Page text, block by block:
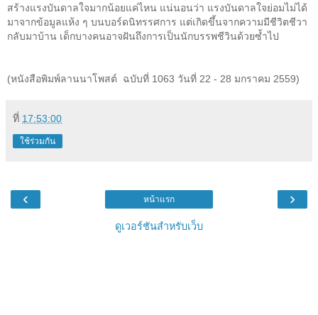
สร้างแรงบันดาลใจมากน้อยแค่ไหน แน่นอนว่า แรงบันดาลใจย่อมไม่ได้
มาจากข้อมูลแห้ง ๆ บนบอร์ดนิทรรศการ แต่เกิดขึ้นจากความมีชีวิตชีวา
กลับมาบ้าน เด็กบางคนอาจฝันถึงการเป็นนักบรรพชีวินด้วยซ้ำไป
(หนังสือพิมพ์ลานนาโพสต์ ฉบับที่ 1063 วันที่ 22 - 28 มกราคม 2559)
ที่ 17:53:00
ใช้ร่วมกัน
‹ ›
หน้าแรก
ดูเวอร์ชันสำหรับเว็บ